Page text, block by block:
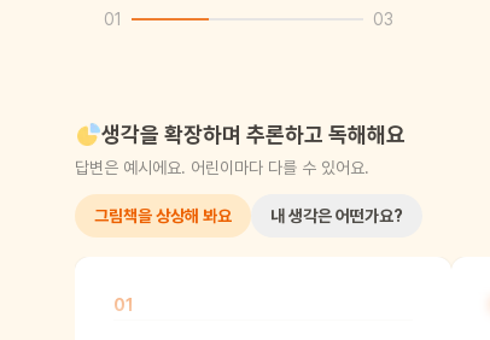
01 03
생각을 확장하며 추론하고 독해해요
답변은 예시에요. 어린이마다 다를 수 있어요.
그림책을 상상해 봐요 내 생각은 어떤가요?
01